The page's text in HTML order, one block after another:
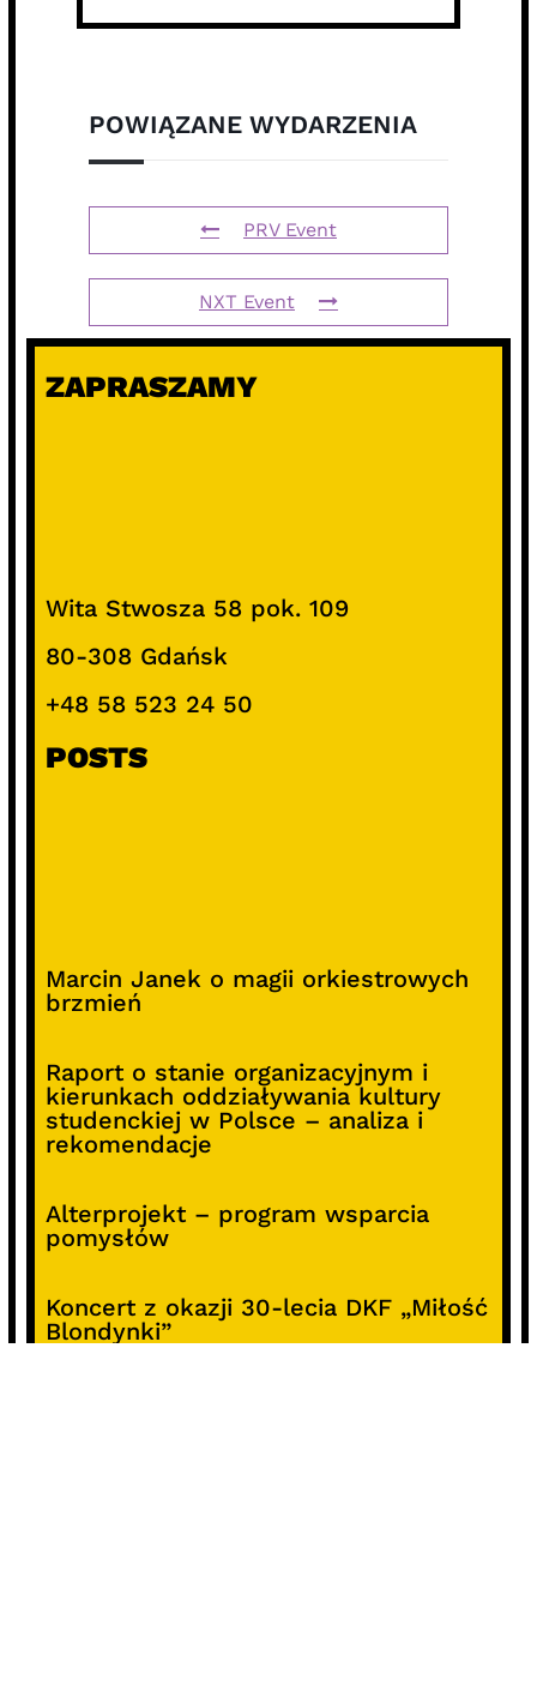
POWIĄZANE WYDARZENIA
PRV Event
NXT Event
ZAPRASZAMY
Wita Stwosza 58 pok. 109
80-308 Gdańsk
+48 58 523 24 50
POSTS
Marcin Janek o magii orkiestrowych
brzmień
Raport o stanie organizacyjnym i
kierunkach oddziaływania kultury
studenckiej w Polsce – analiza i
rekomendacje
Alterprojekt – program wsparcia
pomysłów
Koncert z okazji 30-lecia DKF „Miłość
Blondynki”